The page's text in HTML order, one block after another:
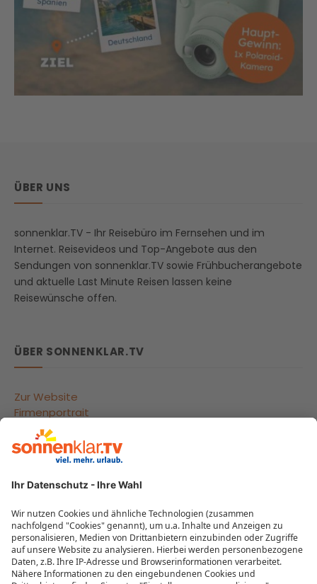
ÜBER UNS
sonnenklar.TV - Ihr Reisebüro im Fernsehen und im
Internet. Reisevideos und Top-Angebote aus den
Sendungen von sonnenklar.TV sowie Frühbucherangebote
und aktuelle Last Minute Reisen lassen keine
Reisewünsche offen.
ÜBER SONNENKLAR.TV
Zur Website
Firmenportrait
Reisegutscheine
Beliebte Reiseziele
Reisebüros
Datenschutzeinstellungen
Datenschutzübersicht
MEHR VON SONNENKLAR.TV